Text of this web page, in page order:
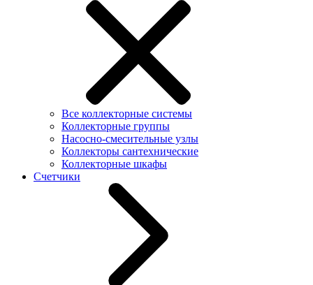
Все коллекторные системы
Коллекторные группы
Насосно-смесительные узлы
Коллекторы сантехнические
Коллекторные шкафы
Счетчики